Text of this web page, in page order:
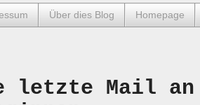
Über dies Blog Homepage
letzte Mail